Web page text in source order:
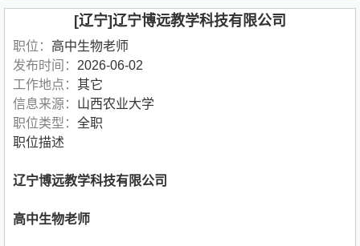
[辽宁]辽宁博远教学科技有限公司
职位： 高中生物老师
发布时间： 2026-06-02
工作地点： 其它
信息来源： 山西农业大学
职位类型： 全职
职位描述
辽宁博远教学科技有限公司
高中生物老师